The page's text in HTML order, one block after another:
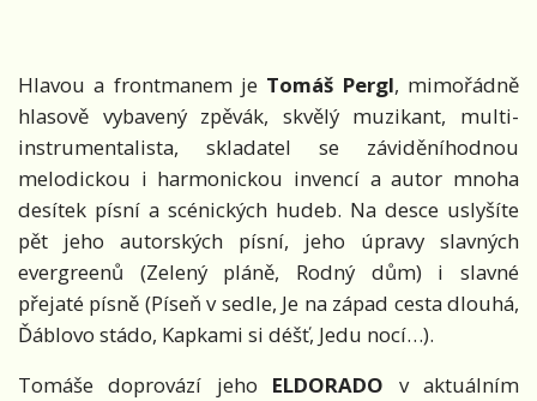
Hlavou a frontmanem je Tomáš Pergl, mimořádně
hlasově vybavený zpěvák, skvělý muzikant, multi-
instrumentalista, skladatel se záviděníhodnou
melodickou i harmonickou invencí a autor mnoha
desítek písní a scénických hudeb. Na desce uslyšíte
pět jeho autorských písní, jeho úpravy slavných
evergreenů (Zelený pláně, Rodný dům) i slavné
přejaté písně (Píseň v sedle, Je na západ cesta dlouhá,
Ďáblovo stádo, Kapkami si déšť, Jedu nocí…).
Tomáše doprovází jeho ELDORADO v aktuálním